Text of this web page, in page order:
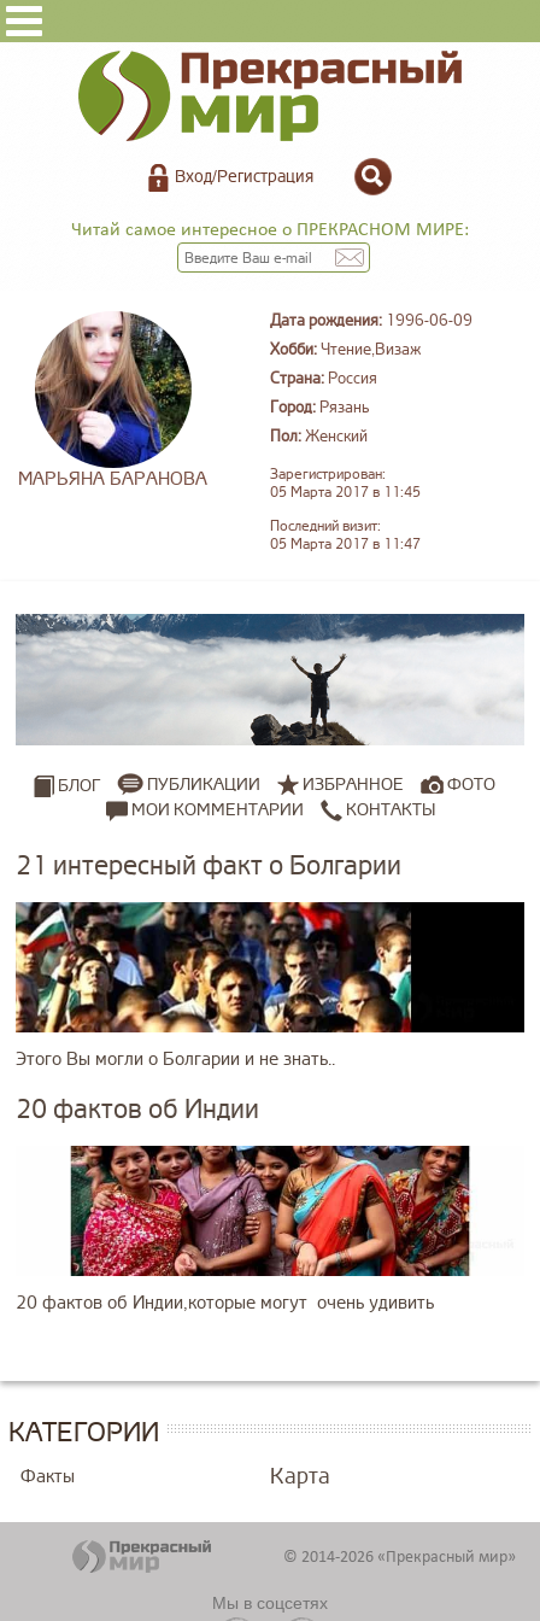
Вход/Регистрация
Читай самое интересное о ПРЕКРАСНОМ МИРЕ:
МАРЬЯНА БАРАНОВА
Дата рождения: 1996-06-09
Хобби:Чтение,Визаж
Страна: Россия
Город: Рязань
Пол:Женский
Зарегистрирован:
05 Марта 2017 в 11:45
Последний визит:
05 Марта 2017 в 11:47
БЛОГ ПУБЛИКАЦИИ ИЗБРАННОЕ
ФОТО
МОИ КОММЕНТАРИИ
КОНТАКТЫ
21 интересный факт о Болгарии
Этого Вы могли о Болгарии и не знать..
20 фактов об Индии
20 фактов об Индии,которые могут очень удивить
КАТЕГОРИИ
Факты Карта
© 2014-2026 «Прекрасный мир»
Мы в соцсетях